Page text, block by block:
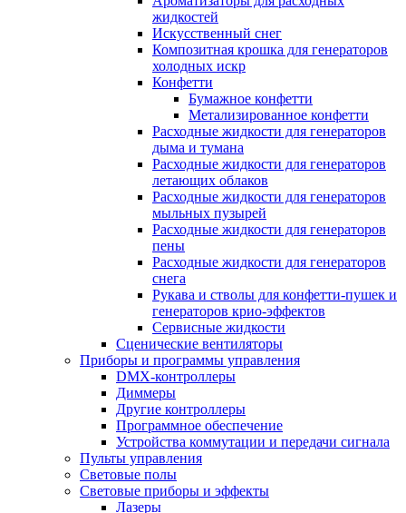
жидкостей
Искусственный снег
Композитная крошка для генераторов
холодных искр
Конфетти
Бумажное конфетти
Метализированное конфетти
Расходные жидкости для генераторов
дыма и тумана
Расходные жидкости для генераторов
летающих облаков
Расходные жидкости для генераторов
мыльных пузырей
Расходные жидкости для генераторов
пены
Расходные жидкости для генераторов
снега
Рукава и стволы для конфетти-пушек и
генераторов крио-эффектов
Сервисные жидкости
Сценические вентиляторы
Приборы и программы управления
DMX-контроллеры
Диммеры
Другие контроллеры
Программное обеспечение
Устройства коммутации и передачи сигнала
Пульты управления
Световые полы
Световые приборы и эффекты
Лазеры